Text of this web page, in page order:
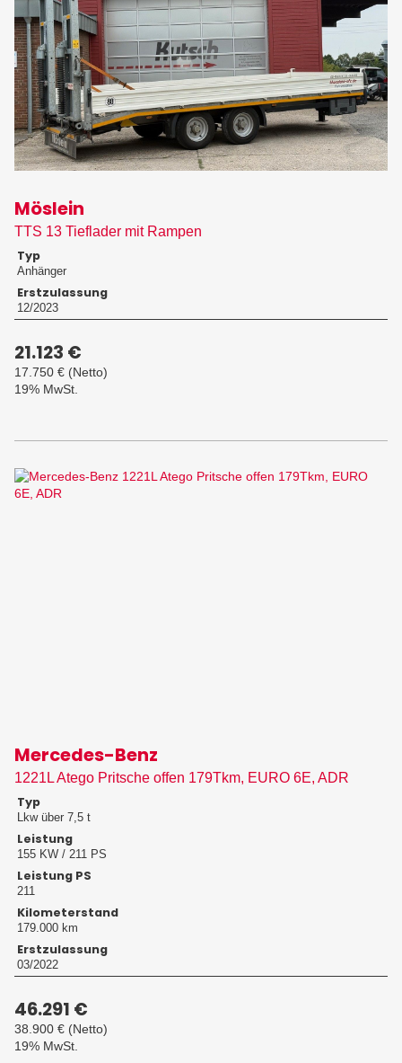
Möslein
TTS 13 Tieflader mit Rampen
Typ
Anhänger
Erstzulassung
12/2023
21.123 €
17.750 € (Netto)
19% MwSt.
Mercedes-Benz
1221L Atego Pritsche offen 179Tkm, EURO 6E, ADR
Typ
Lkw über 7,5 t
Leistung
155 KW / 211 PS
Leistung PS
211
Kilometerstand
179.000 km
Erstzulassung
03/2022
46.291 €
38.900 € (Netto)
19% MwSt.